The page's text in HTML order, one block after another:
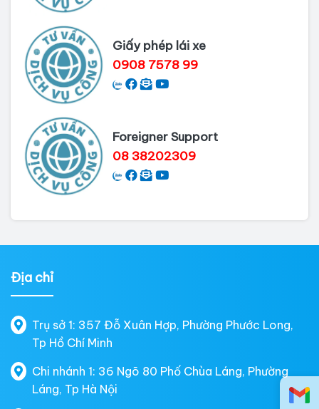
Giấy phép lái xe
0908 7578 99
Foreigner Support
08 38202309
Địa chỉ
Trụ sở 1: 357 Đỗ Xuân Hợp, Phường Phước Long,
Tp Hồ Chí Minh
Chi nhánh 1: 36 Ngõ 80 Phố Chùa Láng, Phường
Láng, Tp Hà Nội